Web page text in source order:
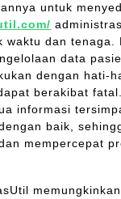
untuk
waktu dan tenaga.
data
dengan hati-
berakibat
informasi
baik,
mempercepat